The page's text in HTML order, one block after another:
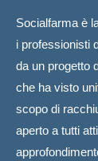
Socialfarma è
i professionisti
da un progetto
che ha visto
scopo di
aperto a tutti